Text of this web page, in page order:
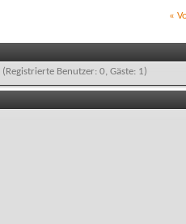
«
(Registrierte Benutzer: 0, Gäste: 1)